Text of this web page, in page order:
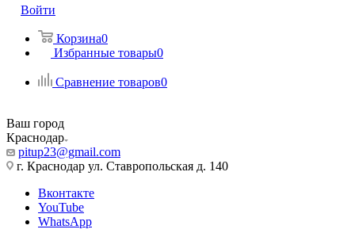
Войти
Корзина0
Избранные товары0
Сравнение товаров0
Ваш город
Краснодар
pitup23@gmail.com
г. Краснодар ул. Ставропольская д. 140
Вконтакте
YouTube
WhatsApp